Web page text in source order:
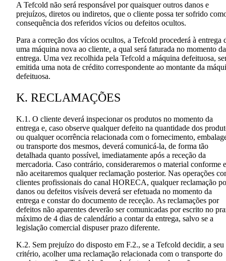
A Tefcold não será responsável por quaisquer outros danos e
prejuízos, diretos ou indiretos, que o cliente possa ter sofrido
consequência dos referidos vícios ou defeitos ocultos.
Para a correção dos vícios ocultos, a Tefcold procederá à entrega
uma máquina nova ao cliente, a qual será faturada no momento da
entrega. Uma vez recolhida pela Tefcold a máquina defeituosa,
emitida uma nota de crédito correspondente ao montante da
defeituosa.
K. RECLAMAÇÕES
K.1. O cliente deverá inspecionar os produtos no momento da
entrega e, caso observe qualquer defeito na quantidade dos
ou qualquer ocorrência relacionada com o fornecimento,
ou transporte dos mesmos, deverá comunicá-la, de forma tão
detalhada quanto possível, imediatamente após a receção da
mercadoria. Caso contrário, consideraremos o material conforme e
não aceitaremos qualquer reclamação posterior. Nas operações
clientes profissionais do canal HORECA, qualquer reclamação
danos ou defeitos visíveis deverá ser efetuada no momento da
entrega e constar do documento de receção. As reclamações por
defeitos não aparentes deverão ser comunicadas por escrito no
máximo de 4 dias de calendário a contar da entrega, salvo se a
legislação comercial dispuser prazo diferente.
K.2. Sem prejuízo do disposto em F.2., se a Tefcold decidir, a seu
critério, acolher uma reclamação relacionada com o transporte do